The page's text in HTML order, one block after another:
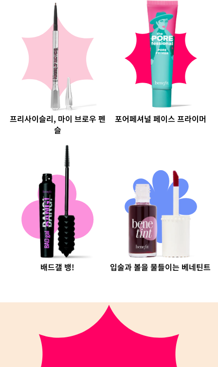
프리사이슬리, 마이 브로우 펜
슬
포어페셔널 페이스 프라이머
배드갤 뱅! 입술과 볼을 물들이는 베네틴트